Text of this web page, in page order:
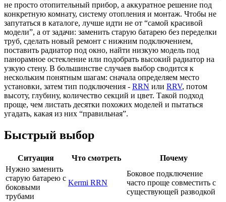
не просто отопительный прибор, а аккуратное решение под
конкретную комнату, систему отопления и монтаж. Чтобы не
запутаться в каталоге, лучше идти не от “самой красивой
модели”, а от задачи: заменить старую батарею без переделки
труб, сделать новый ремонт с нижним подключением,
поставить радиатор под окно, найти низкую модель под
панорамное остекление или подобрать высокий радиатор на
узкую стену. В большинстве случаев выбор сводится к
нескольким понятным шагам: сначала определяем место
установки, затем тип подключения - RRN или RRV, потом
высоту, глубину, количество секций и цвет. Такой подход
проще, чем листать десятки похожих моделей и пытаться
угадать, какая из них “правильная”.
Быстрый выбор
Ситуация Что смотреть
Почему
Нужно заменить
старую батарею с
боковыми
трубами
Kermi RRN
Боковое подключение
часто проще совместить с
существующей разводкой